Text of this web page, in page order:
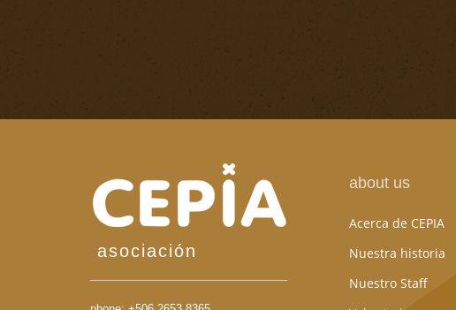
asociación
about us
Acerca de CEPIA
Nuestra historia
Nuestro Staff